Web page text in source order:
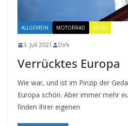
ALLGEMEIN MOTORRAD NEWS
3. Juli 2021 Dirk
Verrücktes Europa
Wie war, und ist im Pinzip der
Europa schön. Aber immer mehr
finden Ihrer eigenen